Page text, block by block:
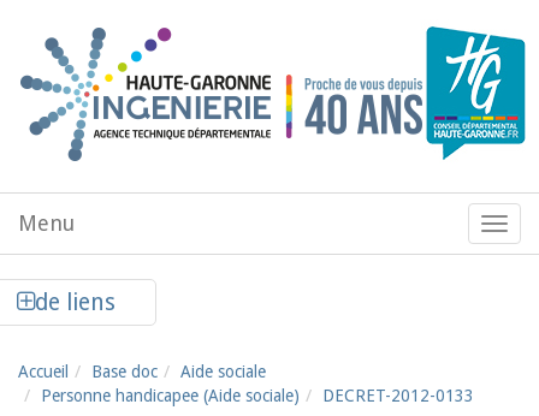
Menu
de
Menu
de liens
Accueil Base doc
Aide sociale
Personne handicapee (Aide sociale)
DECRET-2012-0133